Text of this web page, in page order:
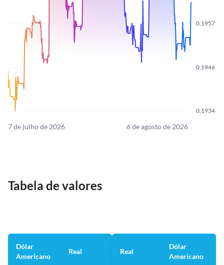
0,1934
0,1946
0,1957
7 de julho de 2026 6 de agosto de 2026
Tabela de valores
Dólar
Americano
Real Real
Dólar
Americano